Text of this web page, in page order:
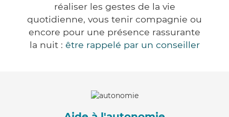
réaliser les gestes de la vie
quotidienne, vous tenir compagnie ou
encore pour une présence rassurante
la nuit : être rappelé par un conseiller